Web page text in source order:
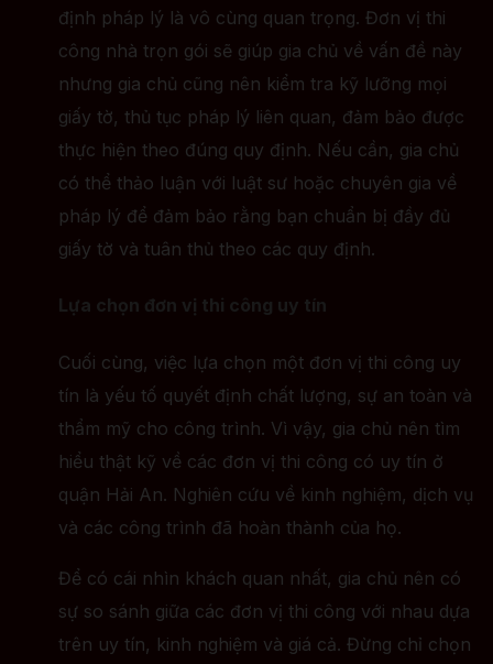
định pháp lý là vô cùng quan trọng. Đơn vị thi
công nhà trọn gói sẽ giúp gia chủ về vấn đề này
nhưng gia chủ cũng nên kiểm tra kỹ lưỡng mọi
giấy tờ, thủ tục pháp lý liên quan, đảm bảo được
thực hiện theo đúng quy định. Nếu cần, gia chủ
có thể thảo luận với luật sư hoặc chuyên gia về
pháp lý để đảm bảo rằng bạn chuẩn bị đầy đủ
giấy tờ và tuân thủ theo các quy định.
Lựa chọn đơn vị thi công uy tín
Cuối cùng, việc lựa chọn một đơn vị thi công uy
tín là yếu tố quyết định chất lượng, sự an toàn và
thẩm mỹ cho công trình. Vì vậy, gia chủ nên tìm
hiểu thật kỹ về các đơn vị thi công có uy tín ở
quận Hải An. Nghiên cứu về kinh nghiệm, dịch vụ
và các công trình đã hoàn thành của họ.
Để có cái nhìn khách quan nhất, gia chủ nên có
sự so sánh giữa các đơn vị thi công với nhau dựa
trên uy tín, kinh nghiệm và giá cả. Đừng chỉ chọn